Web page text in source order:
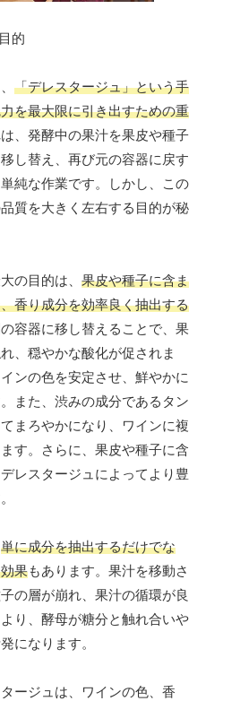
的
「デレスタージュ」という手
を最大限に引き出すための重
、発酵中の果汁を果皮や種子
し替え、再び元の容器に戻す
純な作業です。しかし、この
質を大きく左右する目的が秘
の目的は、 果皮や種子に含ま
香り成分を効率良く抽出する
容器に移し替えることで、果
、穏やかな酸化が促されま
ンの色を安定させ、鮮やかに
また、渋みの成分であるタン
まろやかになり、ワインに複
す。さらに、果皮や種子に含
レスタージュによってより豊
単に成分を抽出するだけでな
果もあります。果汁を移動さ
の層が崩れ、果汁の循環が良
り、酵母が糖分と触れ合いや
になります。
ージュは、ワインの色、香